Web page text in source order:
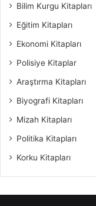
Bilim Kurgu Kitapları
Eğitim Kitapları
Ekonomi Kitapları
Polisiye Kitaplar
Araştırma Kitapları
Biyografi Kitapları
Mizah Kitapları
Politika Kitapları
Korku Kitapları